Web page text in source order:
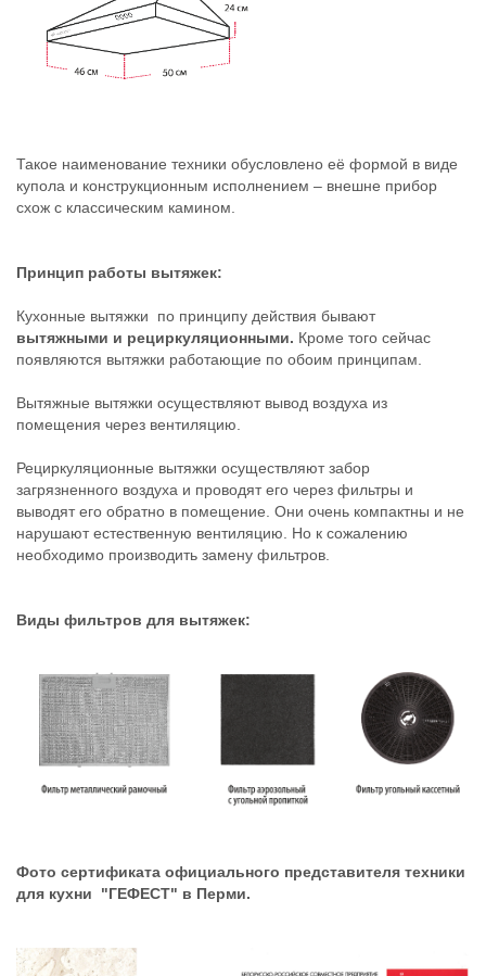
Такое наименование техники обусловлено её формой в виде
купола и конструкционным исполнением – внешне прибор
схож с классическим камином.
Принцип работы вытяжек:
Кухонные вытяжки по принципу действия бывают
вытяжными и рециркуляционными. Кроме того сейчас
появляются вытяжки работающие по обоим принципам.
Вытяжные вытяжки осуществляют вывод воздуха из
помещения через вентиляцию.
Рециркуляционные вытяжки осуществляют забор
загрязненного воздуха и проводят его через фильтры и
выводят его обратно в помещение. Они очень компактны и не
нарушают естественную вентиляцию. Но к сожалению
необходимо производить замену фильтров.
Виды фильтров для вытяжек:
Фото сертификата официального представителя техники
для кухни "ГЕФЕСТ" в Перми.